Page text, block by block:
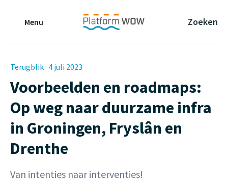
Menu
Zoeken
Terugblik · 4 juli 2023
Voorbeelden en roadmaps:
Op weg naar duurzame infra
in Groningen, Fryslân en
Drenthe
Van intenties naar interventies!